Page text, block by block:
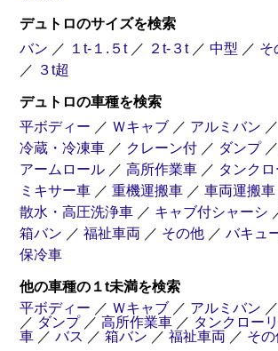
デュトロのサイズを検索
バン ／ １t-１.５t ／ ２t-３t ／ 中型 ／ そ
／ ３t超
デュトロの車種を検索
平ボディー ／ Ｗキャブ ／ アルミバン ／
冷蔵・冷凍車 ／ クレーン付 ／ ダンプ ／
アームロール ／ 高所作業車 ／ タンク
ミキサー車 ／ 重機運搬車 ／ 車両運搬車
散水・高圧洗浄車 ／ キャブ付シャーシ
箱バン ／ 福祉車両 ／ その他 ／ バキュ
保冷車
他の車種の１t未満を検索
平ボディー ／ Ｗキャブ ／ アルミバン ／
／ ダンプ ／ 高所作業車 ／ タンクロー
車 ／ バス ／ 箱バン ／ 福祉車両 ／ そ